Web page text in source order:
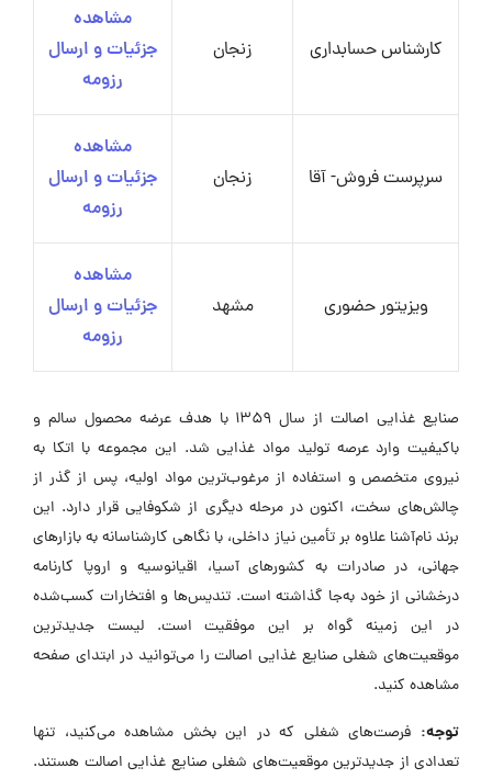
کارشناس حسابداری زنجان
مشاهده
جزئیات و ارسال
رزومه
سرپرست فروش- آقا زنجان
مشاهده
جزئیات و ارسال
رزومه
ویزیتور حضوری مشهد
مشاهده
جزئیات و ارسال
رزومه
صنایع غذایی اصالت از سال ۱۳۵۹ با هدف عرضه محصول سالم و
باکیفیت وارد عرصه تولید مواد غذایی شد. این مجموعه با اتکا به
نیروی متخصص و استفاده از مرغوب‌ترین مواد اولیه، پس از گذر از
چالش‌های سخت، اکنون در مرحله دیگری از شکوفایی قرار دارد. این
برند نام‌آشنا علاوه بر تأمین نیاز داخلی، با نگاهی کارشناسانه به بازارهای
جهانی، در صادرات به کشورهای آسیا، اقیانوسیه و اروپا کارنامه
درخشانی از خود به‌جا گذاشته است. تندیس‌ها و افتخارات کسب‌شده
در این زمینه گواه بر این موفقیت است. لیست جدیدترین
موقعیت‌های شغلی صنایع غذایی اصالت را می‌توانید در ابتدای صفحه
مشاهده کنید.
توجه: فرصت‌های شغلی که در این بخش مشاهده می‌کنید، تنها
تعدادی از جدیدترین موقعیت‌های شغلی صنایع غذایی اصالت هستند.